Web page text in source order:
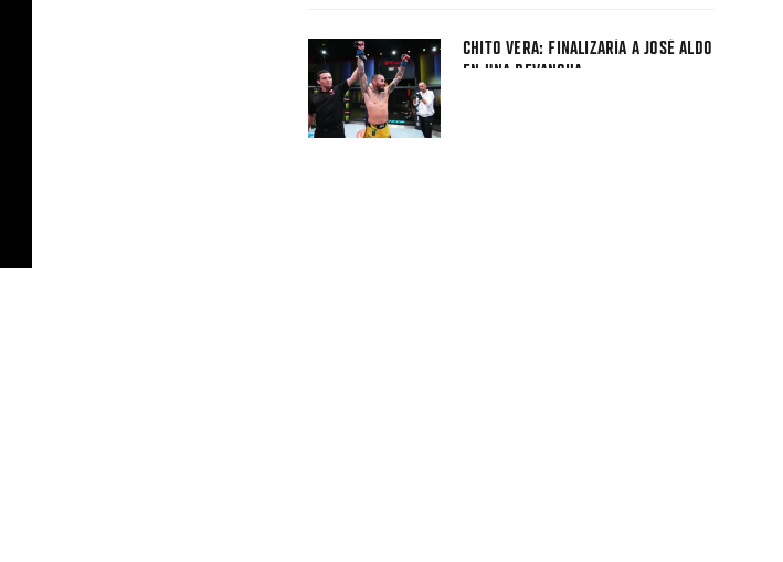
CHITO VERA: FINALIZARÍA A JOSÉ ALDO
EN UNA REVANCHA